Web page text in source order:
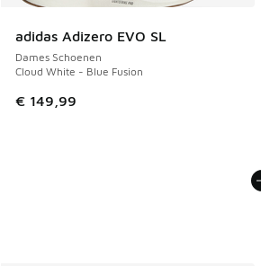
adidas Adizero EVO SL
Dames Schoenen
Cloud White - Blue Fusion
€ 149,99